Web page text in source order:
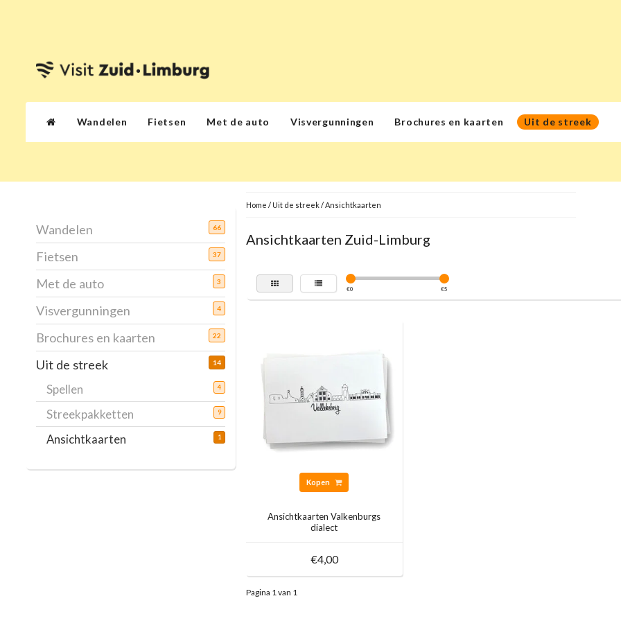
Wandelen Fietsen Met de auto Visvergunningen Brochures en kaarten Uit de streek
Wandelen 66
Fietsen 37
Met de auto 3
Visvergunningen 4
Brochures en kaarten 22
Uit de streek 14
Spellen 4
Streekpakketten 9
Ansichtkaarten 1
Home / Uit de streek/Ansichtkaarten
Ansichtkaarten Zuid-Limburg
€0 €5
Kopen
Ansichtkaarten Valkenburgs
dialect
€4,00
Pagina 1 van 1